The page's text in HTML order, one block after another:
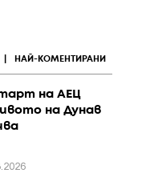
НАЙ-КОМЕНТИРАНИ
на АЕЦ
на Дунав